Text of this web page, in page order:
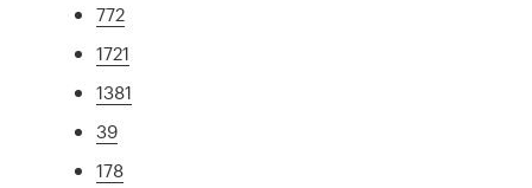
772
1721
1381
39
178